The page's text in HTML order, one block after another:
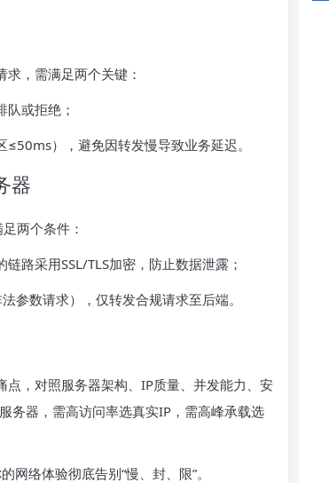
，需满足两个关键：
队或拒绝；
），避免因转发慢导致业务延迟。
器
两个条件：
路采用SSL/TLS加密，防止数据泄露；
参数请求），仅转发合规请求至后端。
点，对照服务器架构、IP质量、并发能力、安
器，需高访问率选真实IP，需高峰承载选
网络体验彻底告别“慢、封、限”。